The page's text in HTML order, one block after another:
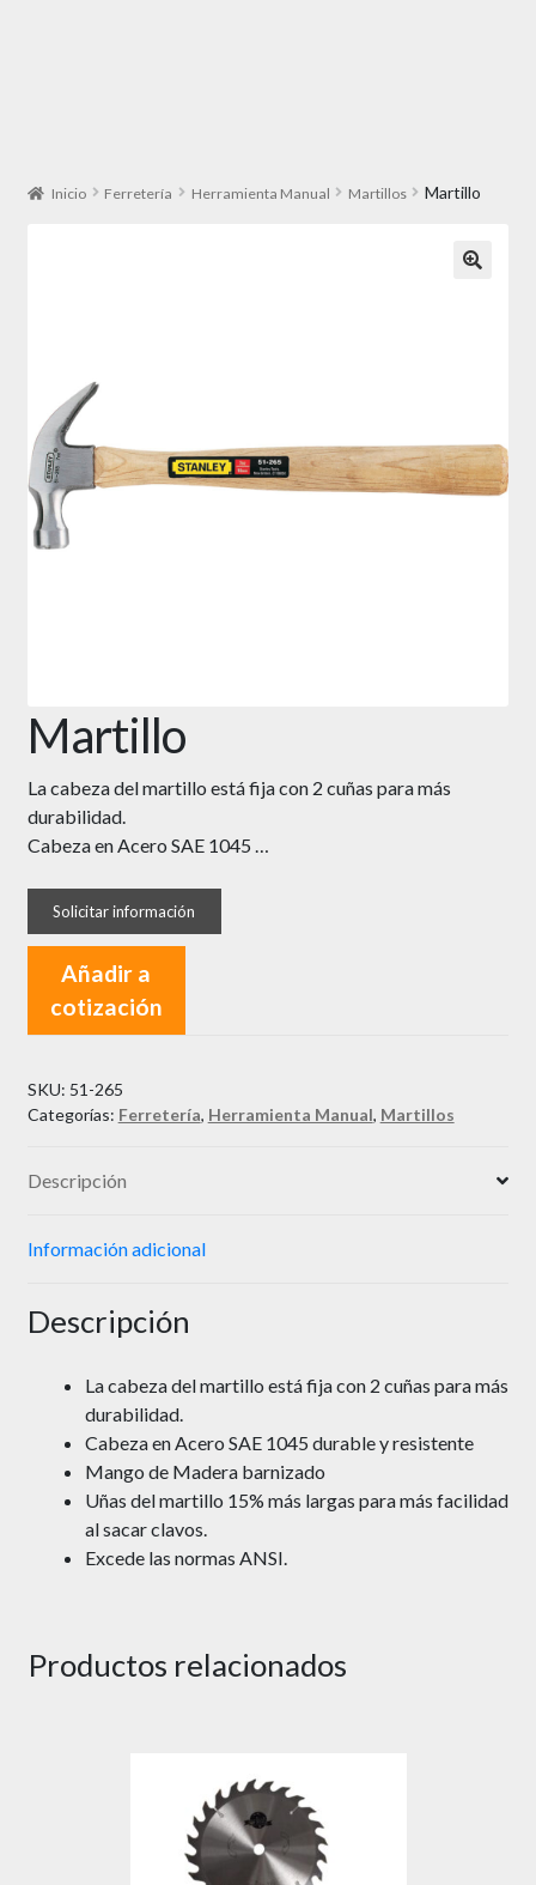
Inicio Ferretería Herramienta Manual Martillos Martillo
Martillo
La cabeza del martillo está fija con 2 cuñas para más
durabilidad.
Cabeza en Acero SAE 1045 …
Añadir a
cotización
SKU: 51-265
Categorías: Ferretería, Herramienta Manual, Martillos
Descripción
Información adicional
Descripción
La cabeza del martillo está fija con 2 cuñas para más
durabilidad.
Cabeza en Acero SAE 1045 durable y resistente
Mango de Madera barnizado
Uñas del martillo 15% más largas para más facilidad
al sacar clavos.
Excede las normas ANSI.
Productos relacionados